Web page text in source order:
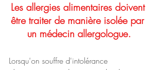
Les allergies alimentaires doivent
être traiter de manière isolée par
un médecin allergologue.
Lorsqu'on souffre d'intolérance